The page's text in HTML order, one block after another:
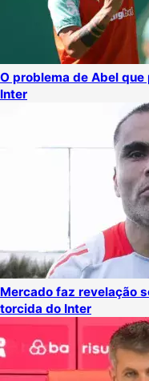
O problema de Abel
Inter
Mercado faz revelação
torcida do Inter